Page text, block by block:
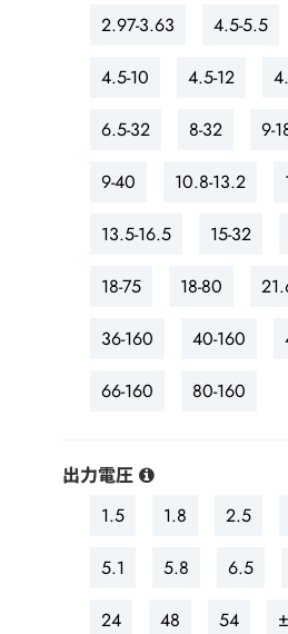
2.97-3.63
4.5-5.5
4.5-10 4.5-12
6.5-32 8-32 9-
9-40 10.8-13.2
13.5-16.5 15-32
18-75 18-80
36-160 40-160
66-160 80-160
出力電圧
1.5
1.8 2.5
5.1 5.8 6.5
24 48 54